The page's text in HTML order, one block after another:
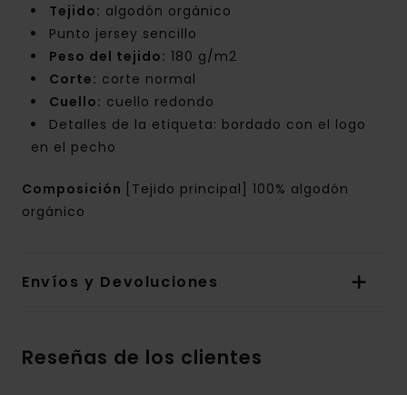
Tejido: algodón orgánico
Punto jersey sencillo
Peso del tejido: 180 g/m2
Corte: corte normal
Cuello: cuello redondo
Detalles de la etiqueta: bordado con el logo
en el pecho
Composición [Tejido principal] 100% algodón
orgánico
Envíos y Devoluciones
Reseñas de los clientes